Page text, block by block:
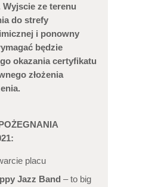
Wyjscie ze terenu
do strefy
i ponowny
będzie
okazania certyfikatu
złożenia
placu
Jazz Band– to big